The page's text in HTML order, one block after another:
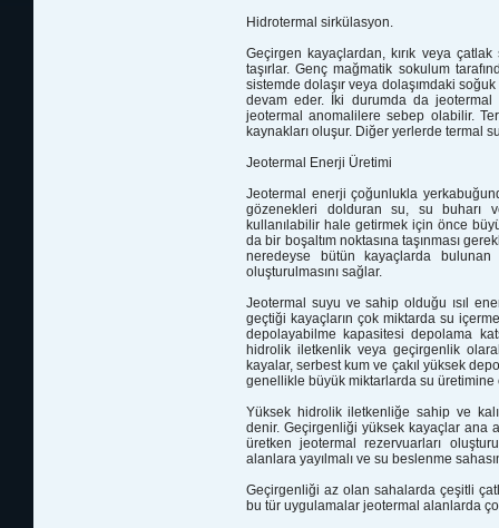
Hidrotermal sirkülasyon.
Geçirgen kayaçlardan, kırık veya çatlak
taşırlar. Genç mağmatik sokulum
sistemde dolaşır veya dolaşımdaki
devam eder. İki durumda da
jeotermal anomalilere sebep olabilir.
kaynakları oluşur. Diğer yerlerde termal
Jeotermal Enerji Üretimi
Jeotermal enerji çoğunlukla
gözenekleri dolduran su, su buharı
kullanılabilir hale getirmek için önce
da bir boşaltım noktasına taşınması
neredeyse bütün kayaçlarda
oluşturulmasını sağlar.
Jeotermal suyu ve sahip olduğu ısıl
geçtiği kayaçların çok miktarda su
depolayabilme kapasitesi depolama
hidrolik iletkenlik veya geçirgenlik olarak
kayalar, serbest kum ve çakıl yüksek
genellikle büyük miktarlarda su üretimine
Yüksek hidrolik iletkenliğe sahip ve
denir. Geçirgenliği yüksek kayaçlar ana
üretken jeotermal rezervuarları
alanlara yayılmalı ve su beslenme
Geçirgenliği az olan sahalarda çeşitli
bu tür uygulamalar jeotermal alanlarda